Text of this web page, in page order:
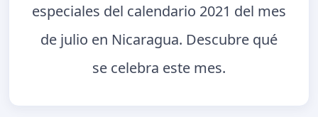
especiales del calendario 2021 del mes
de julio en Nicaragua. Descubre qué
se celebra este mes.